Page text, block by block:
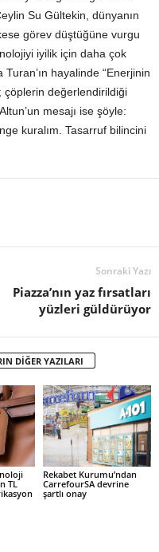
Su Gültekin, dünyanın
görev düştüğüne vurgu
iyilik için daha çok
Turan’ın hayalinde “Enerjinin
değerlendirildiği
mesajı ise şöyle:
kuralım. Tasarruf bilincini
Sonraki Yazı
Piazza’nın yaz fırsatları
yüzleri güldürüyor
DİĞER YAZILARI
TL
Rekabet Kurumu’ndan
CarrefourSA devrine
şartlı onay